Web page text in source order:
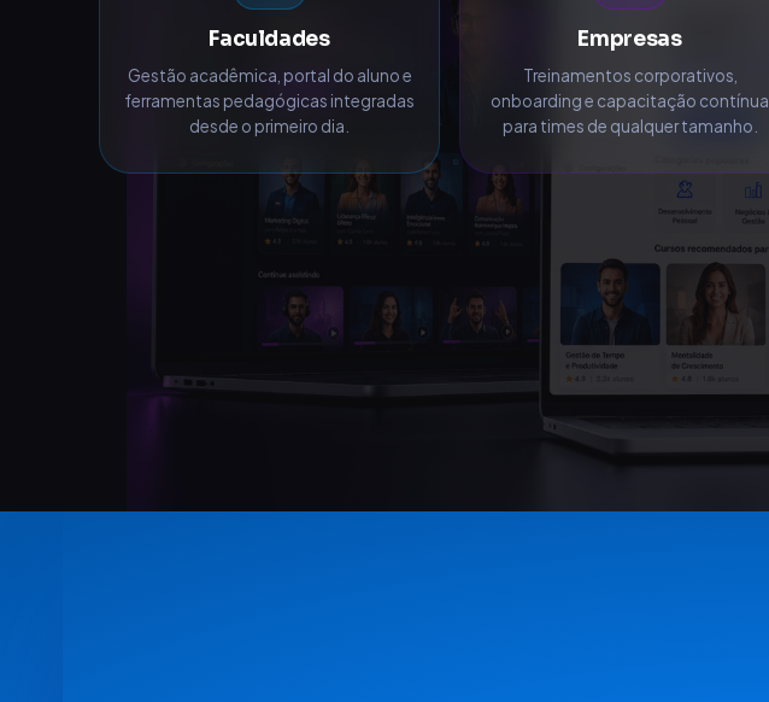
Faculdades
Gestão acadêmica, portal do aluno e
ferramentas pedagógicas integradas
desde o primeiro dia.
Empresas
Treinamentos corporativos,
onboarding e capacitação contínua
para times de qualquer tamanho.